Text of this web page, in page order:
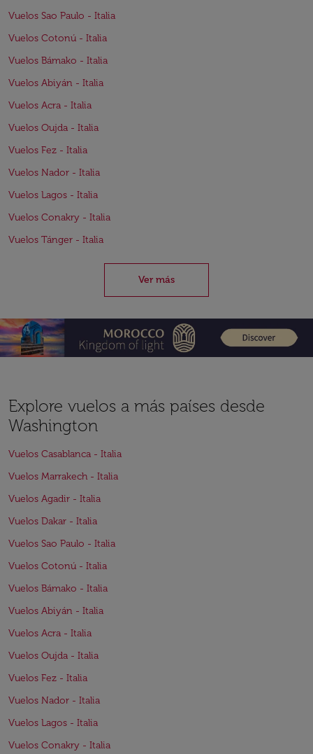
Vuelos Sao Paulo - Italia
Vuelos Cotonú - Italia
Vuelos Bámako - Italia
Vuelos Abiyán - Italia
Vuelos Acra - Italia
Vuelos Oujda - Italia
Vuelos Fez - Italia
Vuelos Nador - Italia
Vuelos Lagos - Italia
Vuelos Conakry - Italia
Vuelos Tánger - Italia
Ver más
Explore vuelos a más países desde
Washington
Vuelos Casablanca - Italia
Vuelos Marrakech - Italia
Vuelos Agadir - Italia
Vuelos Dakar - Italia
Vuelos Sao Paulo - Italia
Vuelos Cotonú - Italia
Vuelos Bámako - Italia
Vuelos Abiyán - Italia
Vuelos Acra - Italia
Vuelos Oujda - Italia
Vuelos Fez - Italia
Vuelos Nador - Italia
Vuelos Lagos - Italia
Vuelos Conakry - Italia